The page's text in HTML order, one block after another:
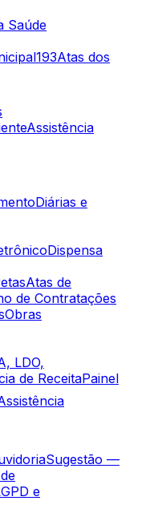
Saúde
193Atas dos
Assistência
Diárias e
Dispensa
Atas de
de Contratações
Obras
LDO,
de ReceitaPainel
Sugestão —
e